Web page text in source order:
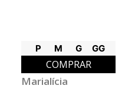
P M G GG
COMPRAR
Marialícia